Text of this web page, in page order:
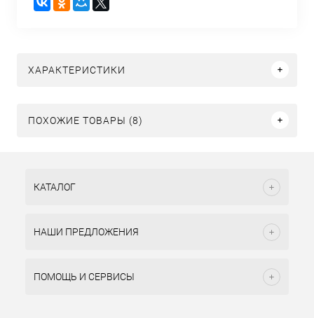
ХАРАКТЕРИСТИКИ
ПОХОЖИЕ ТОВАРЫ (8)
КАТАЛОГ
НАШИ ПРЕДЛОЖЕНИЯ
ПОМОЩЬ И СЕРВИСЫ